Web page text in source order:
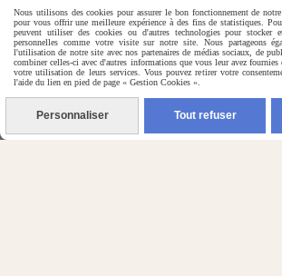
ENVOYER UN MESSAGE
Nous utilisons des cookies pour assurer le bon fonctionnement de
pour vous offrir une meilleure expérience à des fins de statistiques.
peuvent utiliser des cookies ou d'autres technologies pour stocker
personnelles comme votre visite sur notre site. Nous partageons
l'utilisation de notre site avec nos partenaires de médias sociaux, de
combiner celles-ci avec d'autres informations que vous leur avez
votre utilisation de leurs services. Vous pouvez retirer votre
l'aide du lien en pied de page « Gestion Cookies ».
Personnaliser Tout refuser